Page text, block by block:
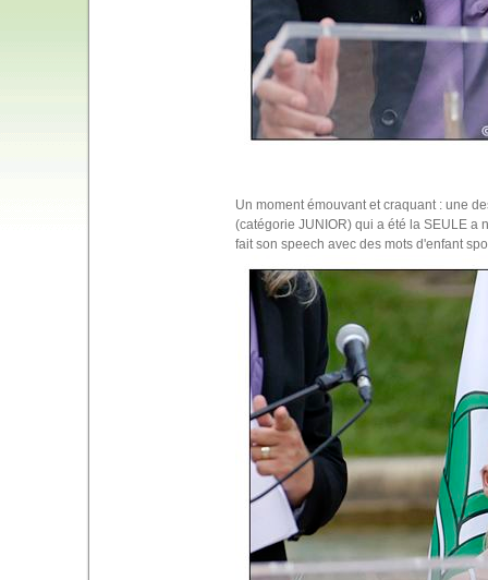
Un moment émouvant et craquant : une
(catégorie JUNIOR) qui a été la SEULE a
fait son speech avec des mots d'enfant